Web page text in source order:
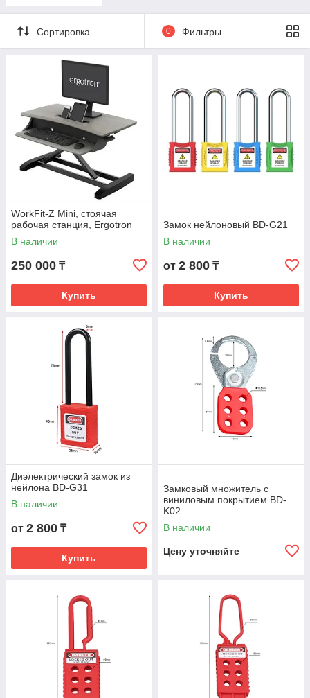
Сортировка 0 Фильтры
WorkFit-Z Mini, стоячая
рабочая станция, Ergotron
В наличии
250 000 ₸
Купить
Замок нейлоновый BD-G21
В наличии
от 2 800 ₸
Купить
Диэлектрический замок из
нейлона BD-G31
В наличии
от 2 800 ₸
Купить
Замковый множитель с
виниловым покрытием BD-
K02
В наличии
Цену уточняйте